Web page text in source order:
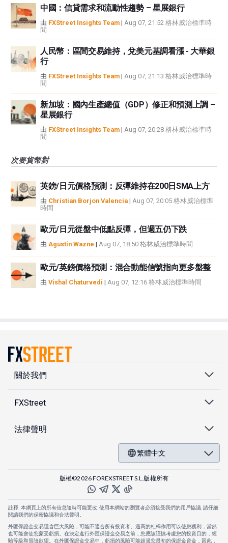
中國：信貸需求和流動性趨勢 – 星展銀行
由 FXStreet Insights Team | Aug 07, 21:52 格林威治標準時
間
人民幣：區間交易維持，兌美元基調看漲 - 大華銀
行
由 FXStreet Insights Team | Aug 07, 21:13 格林威治標準時
間
新加坡：國內生產總值（GDP）修正和預測上調 –
星展銀行
由 FXStreet Insights Team | Aug 07, 20:28 格林威治標準時
間
次要貨幣對
英鎊/日元價格預測：反彈維持在200日SMA上方
由 Christian Borjon Valencia | Aug 07, 20:05 格林威治標準
時間
歐元/日元從盤中低點反彈，但週五仍下跌
由 Agustin Wazne | Aug 07, 18:50 格林威治標準時間
歐元/英鎊價格預測：混合動能信號指向更多盤整
由 Vishal Chaturvedi | Aug 07, 12:16 格林威治標準時間
關於我們
FXStreet
法律聲明
繁體中文
版權©2026 FOREXSTREET S.L.版權所有
註釋: 本網頁上的所有信息隨時可能更改. 使用本網站的瀏覽者必須接受我們的用戶協議. 請仔細
閱讀我們的保密協議和合法聲明。
外匯保證金交易隱含巨大風險，可能不適合所有投資者。過高的杠桿作用可以使您獲利，當然
也可能會使您蒙受虧損。在決定進行外匯保證金交易之前，您應該謹慎考慮您的投資目的，經
驗等級和冒險欲望。在外匯保證金交易中，虧損的風險可能超過您最初的保證金資金，因此，